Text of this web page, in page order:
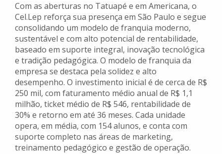
Com as aberturas no Tatuapé e em Americana, o
Cel.Lep reforça sua presença em São Paulo e segue
consolidando um modelo de franquia moderno,
sustentável e com alto potencial de rentabilidade,
baseado em suporte integral, inovação tecnológica
e tradição pedagógica. O modelo de franquia da
empresa se destaca pela solidez e alto
desempenho. O investimento inicial é de cerca de R$
250 mil, com faturamento médio anual de R$ 1,1
milhão, ticket médio de R$ 546, rentabilidade de
30% e retorno em até 36 meses. Cada unidade
opera, em média, com 154 alunos, e conta com
suporte completo nas áreas de marketing,
treinamento pedagógico e gestão de operação.